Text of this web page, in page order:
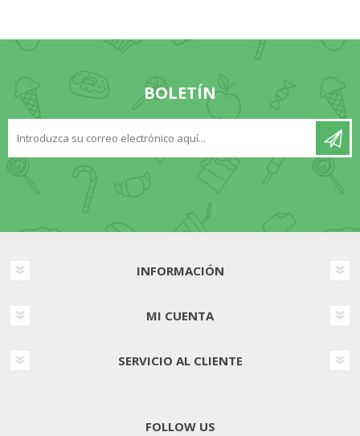
BOLETÍN
INFORMACIÓN
MI CUENTA
SERVICIO AL CLIENTE
FOLLOW US